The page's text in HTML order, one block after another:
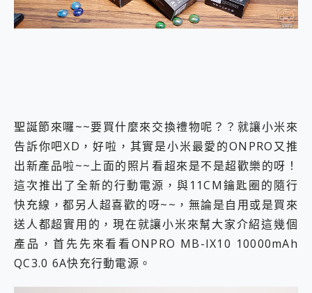
DJI Osmo Pocket 3 爽爽帶回家 歡慶 EaseUS 21 週年到來，「Slogan 海報徵稿活動」好康大放送
小巧好吸不擋鏡頭 有Qi2認證的 ONPRO MagReact MXs2 5000mAh薄型磁吸無線急速行動電源 開箱 評測
飛利浦 JS7310 ⚡【電急便｜行動儲能救車電源】 可靠的旅行夥伴！帶給您優異的安全性與強大供電效能
是螢幕也是電視! 一機超多用途「MSI微星 Modern MD272UPSW 27型」 4K IPS 輕薄商用智慧聯網螢幕 開箱 評測
您的專屬AI 助手 Yoga Slim 7 Aura Edition 觸控AI筆電 開箱 評測
realme 14 Pro 超硬軍規、冰感變色實測，realme 14 5G 遊戲戰鬥值爆表，效能x娛樂全都要！
iPhone、Apple Watch、AirPods耳機 三個設備充電一起搞定 ONPRO MagReact™ M3 3 in 1可攜摺疊無線充電器 開箱 評測
動靜皆宜「HUAWEI FreeArc」開放式耳掛耳機，無感配戴! 超穩超服貼，音質、通話也很優質
好玩好拍 vivo V50 ~ 口袋裡的 Zeiss 潮流攝影棚!
25種洗烘模式一機搞定! Roborock 衣莉莎白 H1 Neo分子篩洗脫烘 AI 滾筒洗衣機
給 MSI Claw 系列電競掌機 最完美的家 MSI Nest Docking Station 掌機專屬擴充底座 開箱 評測
聖誕節來囉~~要買什麼來交換禮物呢？？就讓小米來
告訴你吧XD，好啦，其實是小米最愛的ONPRO又推
出新產品啦~~上面的照片看超來是不是超歡樂的呀！
這次推出了全新的行動電源，與11CM鑰匙圈的隨行
快充線，都另人超喜歡的呀~~，無論是自用或是買來
送人都超實用的，現在就讓小米來幫大家介紹這幾個
產品，首先先來看看ONPRO MB-IX10 10000mAh
QC3.0 6A快充行動電源。